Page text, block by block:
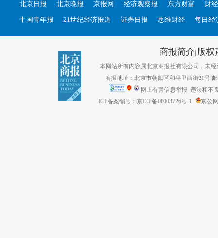
北京日报 北京晚报 京报网 经济观察报 东方财富 财
中国青年报 21世纪经济报道 证券日报 思维财经 每日经
商报简介| 版权
本网站所有内容属北京商报社有限公司，未经
商报地址：北京市朝阳区和平里西街21号
网上有害信息举报 违法和不
ICP备案编号：京ICP备08003726号-1
京公